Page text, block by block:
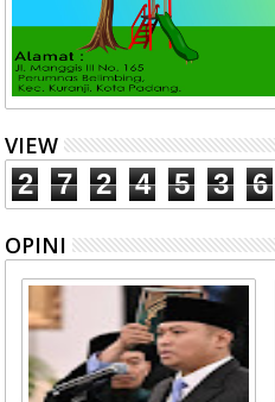
VIEW
2 7 2 4 5 3 6
OPINI